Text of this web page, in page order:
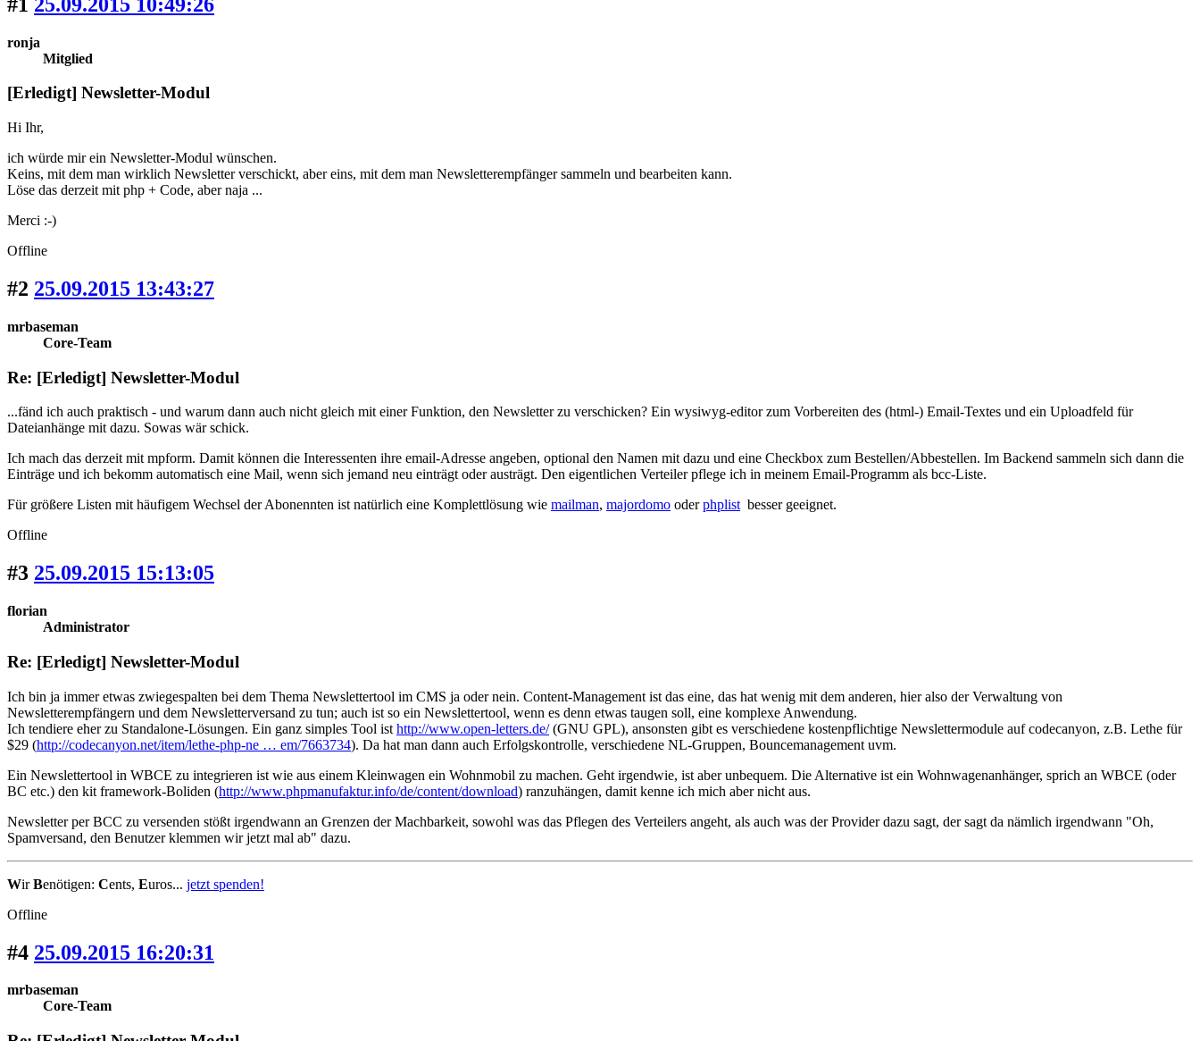
ronja
Mitglied
[Erledigt] Newsletter-Modul
Hi Ihr,
ich würde mir ein Newsletter-Modul wünschen.
Keins, mit dem man wirklich Newsletter verschickt, aber eins, mit dem man Newsletterempfänger sammeln und bearbeiten kann.
Löse das derzeit mit php + Code, aber naja ...
Merci :-)
Offline
#2 25.09.2015 13:43:27
mrbaseman
Core-Team
Re: [Erledigt] Newsletter-Modul
...fänd ich auch praktisch - und warum dann auch nicht gleich mit einer Funktion, den Newsletter zu verschicken? Ein wysiwyg-editor zum Vorbereiten des (html-) Email-Textes und ein Uploadfeld für
Dateianhänge mit dazu. Sowas wär schick.
Ich mach das derzeit mit mpform. Damit können die Interessenten ihre email-Adresse angeben, optional den Namen mit dazu und eine Checkbox zum Bestellen/Abbestellen. Im Backend sammeln sich dann die
Einträge und ich bekomm automatisch eine Mail, wenn sich jemand neu einträgt oder austrägt. Den eigentlichen Verteiler pflege ich in meinem Email-Programm als bcc-Liste.
Für größere Listen mit häufigem Wechsel der Abonennten ist natürlich eine Komplettlösung wie mailman, majordomo oderphplist besser geeignet.
Offline
#3 25.09.2015 15:13:05
florian
Administrator
Re: [Erledigt] Newsletter-Modul
Ich bin ja immer etwas zwiegespalten bei dem Thema Newslettertool im CMS ja oder nein. Content-Management ist das eine, das hat wenig mit dem anderen, hier also der Verwaltung von
Newsletterempfängern und dem Newsletterversand zu tun; auch ist so ein Newslettertool, wenn es denn etwas taugen soll, eine komplexe Anwendung.
Ich tendiere eher zu Standalone-Lösungen. Ein ganz simples Tool ist http://www.open-letters.de/(GNU GPL), ansonsten gibt es verschiedene kostenpflichtige Newslettermodule auf codecanyon, z.B. Lethe für
$29 (http://codecanyon.net/item/lethe-php-ne … em/7663734). Da hat man dann auch Erfolgskontrolle, verschiedene NL-Gruppen, Bouncemanagement uvm.
Ein Newslettertool in WBCE zu integrieren ist wie aus einem Kleinwagen ein Wohnmobil zu machen. Geht irgendwie, ist aber unbequem. Die Alternative ist ein Wohnwagenanhänger, sprich an WBCE (oder
BC etc.) den kit framework-Boliden (http://www.phpmanufaktur.info/de/content/download) ranzuhängen, damit kenne ich mich aber nicht aus.
Newsletter per BCC zu versenden stößt irgendwann an Grenzen der Machbarkeit, sowohl was das Pflegen des Verteilers angeht, als auch was der Provider dazu sagt, der sagt da nämlich irgendwann "Oh,
Spamversand, den Benutzer klemmen wir jetzt mal ab" dazu.
WirBenötigen: Cents, Euros... jetzt spenden!
Offline
#4 25.09.2015 16:20:31
mrbaseman
Core-Team